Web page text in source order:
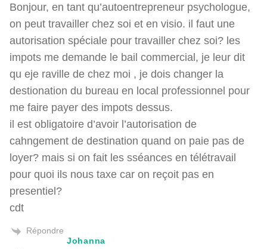
Bonjour, en tant qu’autoentrepreneur psychologue,
on peut travailler chez soi et en visio. il faut une
autorisation spéciale pour travailler chez soi? les
impots me demande le bail commercial, je leur dit
qu eje raville de chez moi , je dois changer la
destionation du bureau en local professionnel pour
me faire payer des impots dessus.
il est obligatoire d’avoir l’autorisation de
cahngement de destination quand on paie pas de
loyer? mais si on fait les sséances en télétravail
pour quoi ils nous taxe car on reçoit pas en
presentiel?
cdt
Répondre
Johanna